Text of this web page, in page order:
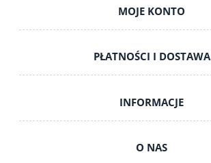
MOJE KONTO
PŁATNOŚCI I DOSTAWA
INFORMACJE
O NAS